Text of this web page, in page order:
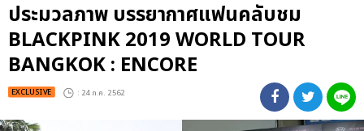
ประมวลภาพ บรรยากาศแฟนคลับชม
BLACKPINK 2019 WORLD TOUR
BANGKOK : ENCORE
EXCLUSIVE : 24 ก.ค. 2562